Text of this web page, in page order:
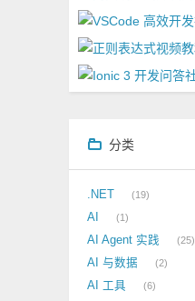
分类
.NET 19
AI 1
AI Agent 实践 25
AI 与数据 2
AI 工具 6